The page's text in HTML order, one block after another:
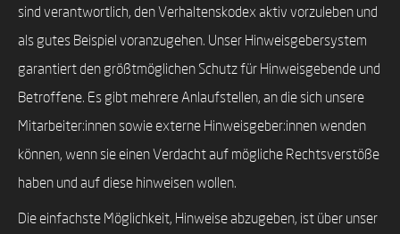
sind verantwortlich, den Verhaltenskodex aktiv vorzuleben und
als gutes Beispiel voranzugehen. Unser Hinweisgebersystem
garantiert den größtmöglichen Schutz für Hinweisgebende und
Betroffene. Es gibt mehrere Anlaufstellen, an die sich unsere
Mitarbeiter:innen sowie externe Hinweisgeber:innen wenden
können, wenn sie einen Verdacht auf mögliche Rechtsverstöße
haben und auf diese hinweisen wollen.
Die einfachste Möglichkeit, Hinweise abzugeben, ist über unser